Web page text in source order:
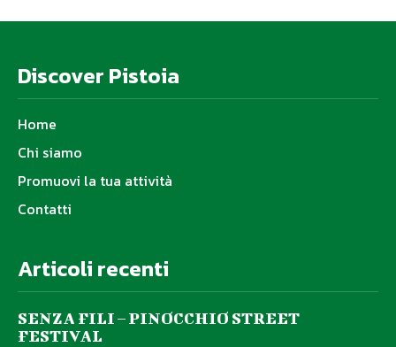
Discover Pistoia
Home
Chi siamo
Promuovi la tua attività
Contatti
Articoli recenti
SENZA FILI – PINOCCHIO STREET
FESTIVAL